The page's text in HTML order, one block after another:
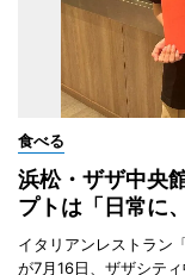
食べる
浜松・ザザ中央
プトは「日常に
イタリアンレストラン
が7月16日、ザザシテ